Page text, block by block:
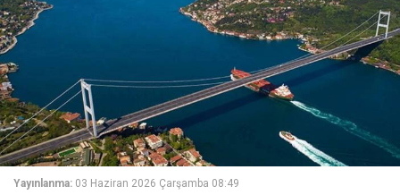
Yayınlanma: 03 Haziran 2026 Çarşamba 08:49